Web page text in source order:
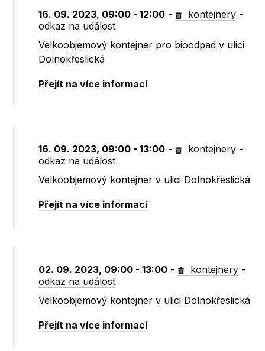
16. 09. 2023, 09:00 - 12:00 - kontejnery -
odkaz na událost
Velkoobjemový kontejner pro bioodpad v ulici
Dolnokřeslická
Přejít na více informací
16. 09. 2023, 09:00 - 13:00 - kontejnery -
odkaz na událost
Velkoobjemový kontejner v ulici Dolnokřeslická
Přejít na více informací
02. 09. 2023, 09:00 - 13:00 - kontejnery -
odkaz na událost
Velkoobjemový kontejner v ulici Dolnokřeslická
Přejít na více informací